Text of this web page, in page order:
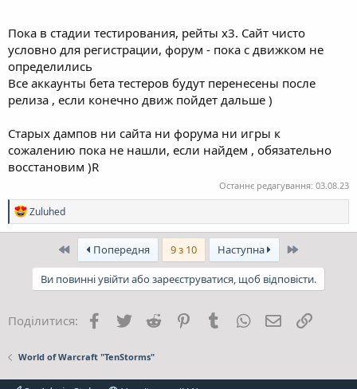
Пока в стадии тестирования, рейты х3. Сайт чисто
условно для регистрации, форум - пока с движком не
определились
Все аккаунты бета тестеров будут перенесены после
релиза , если конечно движ пойдет дальше )
Старых дампов ни сайта ни форума ни игры к
сожалению пока не нашли, если найдем , обязательно
восстановим )R
Останнє редагування: 03.08.23
Р
е
а
Zuluhed
ПершийПопередня 9 з 10 Наступна Останній
Ви повинні увійти або зареєструватися, щоб відповісти.
Поділитися: Facebook
Twitter Reddit PinterestTumblrWhatsApp
E-mail
World of Warcraft "TenStorms"